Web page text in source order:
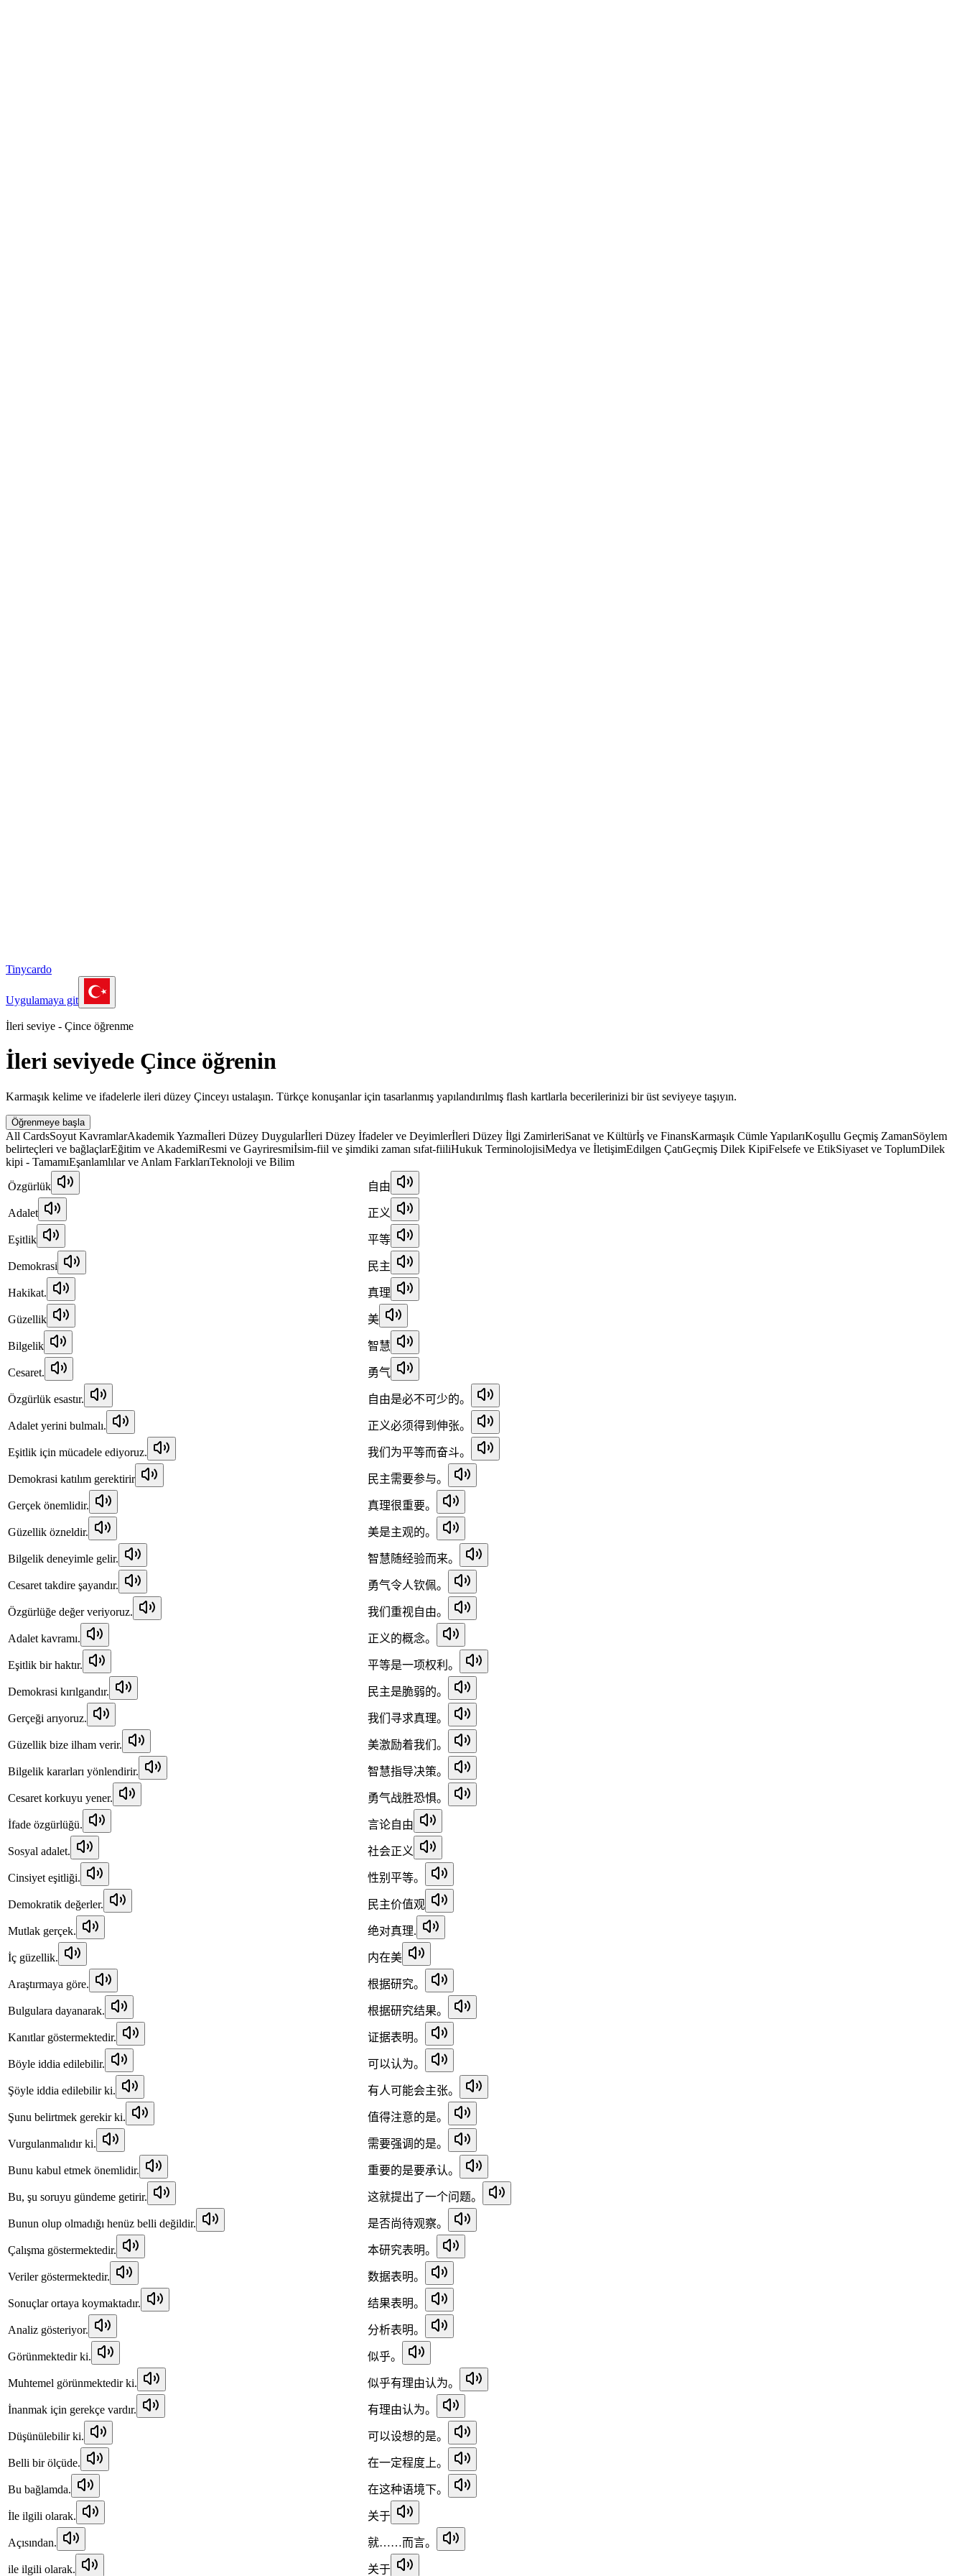
Tinycardo
Uygulamaya git
İleri seviye - Çince öğrenme
İleri seviyede Çince öğrenin
Karmaşık kelime ve ifadelerle ileri düzey Çinceyı ustalaşın. Türkçe konuşanlar için tasarlanmış yapılandırılmış flash kartlarla becerilerinizi bir üst seviyeye taşıyın.
Öğrenmeye başla
All CardsSoyut KavramlarAkademik Yazmaİleri Düzey Duygularİleri Düzey İfadeler ve Deyimlerİleri Düzey İlgi ZamirleriSanat ve Kültürİş ve FinansKarmaşık Cümle YapılarıKoşullu Geçmiş ZamanSöylem
belirteçleri ve bağlaçlarEğitim ve AkademiResmi ve Gayriresmiİsim-fiil ve şimdiki zaman sıfat-fiiliHukuk TerminolojisiMedya ve İletişimEdilgen ÇatıGeçmiş Dilek KipiFelsefe ve EtikSiyaset ve ToplumDilek
kipi - TamamıEşanlamlılar ve Anlam FarklarıTeknoloji ve Bilim
Özgürlük
自由
Adalet 正义
Eşitlik 平等
Demokrasi 民主
Hakikat. 真理
Güzellik 美
Bilgelik 智慧
Cesaret. 勇气
Özgürlük esastır. 自由是必不可少的。
Adalet yerini bulmalı. 正义必须得到伸张。
Eşitlik için mücadele ediyoruz. 我们为平等而奋斗。
Demokrasi katılım gerektirir 民主需要参与。
Gerçek önemlidir. 真理很重要。
Güzellik özneldir. 美是主观的。
Bilgelik deneyimle gelir. 智慧随经验而来。
Cesaret takdire şayandır. 勇气令人钦佩。
Özgürlüğe değer veriyoruz. 我们重视自由。
Adalet kavramı. 正义的概念。
Eşitlik bir haktır. 平等是一项权利。
Demokrasi kırılgandır. 民主是脆弱的。
Gerçeği arıyoruz. 我们寻求真理。
Güzellik bize ilham verir. 美激励着我们。
Bilgelik kararları yönlendirir. 智慧指导决策。
Cesaret korkuyu yener. 勇气战胜恐惧。
İfade özgürlüğü. 言论自由
Sosyal adalet. 社会正义
Cinsiyet eşitliği. 性别平等。
Demokratik değerler. 民主价值观
Mutlak gerçek. 绝对真理.
İç güzellik. 内在美
Araştırmaya göre. 根据研究。
Bulgulara dayanarak. 根据研究结果。
Kanıtlar göstermektedir. 证据表明。
Böyle iddia edilebilir. 可以认为。
Şöyle iddia edilebilir ki. 有人可能会主张。
Şunu belirtmek gerekir ki. 值得注意的是。
Vurgulanmalıdır ki. 需要强调的是。
Bunu kabul etmek önemlidir. 重要的是要承认。
Bu, şu soruyu gündeme getirir. 这就提出了一个问题。
Bunun olup olmadığı henüz belli değildir. 是否尚待观察。
Çalışma göstermektedir. 本研究表明。
Veriler göstermektedir. 数据表明。
Sonuçlar ortaya koymaktadır. 结果表明。
Analiz gösteriyor. 分析表明。
Görünmektedir ki. 似乎。
Muhtemel görünmektedir ki. 似乎有理由认为。
İnanmak için gerekçe vardır. 有理由认为。
Düşünülebilir ki. 可以设想的是。
Belli bir ölçüde. 在一定程度上。
Bu bağlamda. 在这种语境下。
İle ilgili olarak. 关于
Açısından. 就……而言。
ile ilgili olarak. 关于